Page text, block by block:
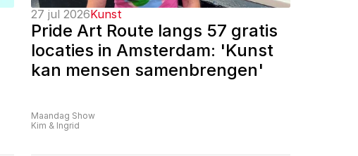
27 jul 2026Kunst
Pride Art Route langs 57 gratis
locaties in Amsterdam: 'Kunst
kan mensen samenbrengen'
Maandag Show
Kim & Ingrid